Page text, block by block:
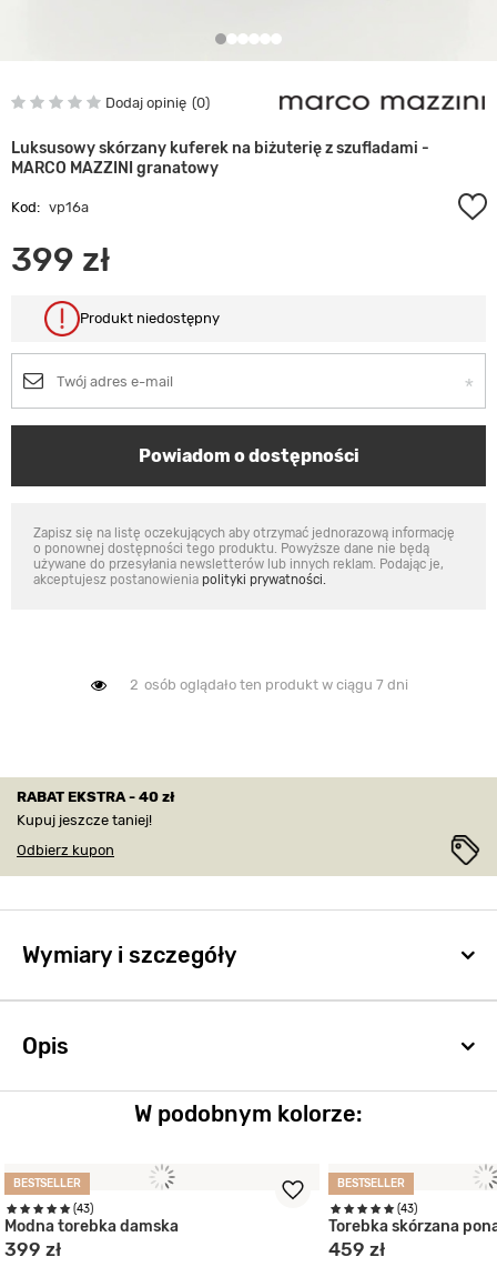
Dodaj opinię 0
Luksusowy skórzany kuferek na biżuterię z szufladami -
MARCO MAZZINI granatowy
Kod: vp16a
399 zł
Produkt niedostępny
Powiadom o dostępności
Zapisz się na listę oczekujących aby otrzymać jednorazową informację
o ponownej dostępności tego produktu. Powyższe dane nie będą
używane do przesyłania newsletterów lub innych reklam. Podając je,
akceptujesz postanowienia polityki prywatności.
2 osób oglądało ten produkt w ciągu 7 dni
RABAT EKSTRA - 40 zł
Kupuj jeszcze taniej!
Odbierz kupon
Wymiary i szczegóły
Opis
W podobnym kolorze:
BESTSELLER
(43)
Modna torebka damska
399 zł
BESTSELLER
(43)
Torebka skórzana
459 zł